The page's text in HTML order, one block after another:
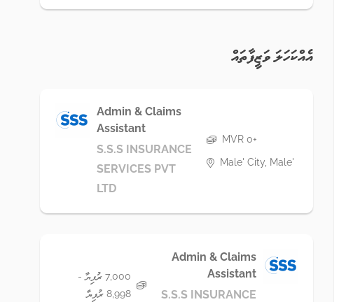
އެއްކަހަލަ ވަޒީފާތައް
Admin & Claims
Assistant
S.S.S INSURANCE
SERVICES PVT
LTD
MVR 0+
Male' City, Male'
Admin & Claims
Assistant
S.S.S INSURANCE
7,000 ރުފިޔާ -
8,998 ރުފިޔާ